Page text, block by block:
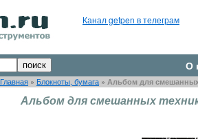
Канал getpen в телеграм
О
Главная » Блокноты, бумага » Альбом для смешанных
Альбом для смешанных техник